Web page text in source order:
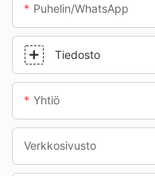
Puhelin/WhatsApp
Tiedosto
Yhtiö
Verkkosivusto